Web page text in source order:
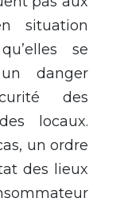
situation
se
danger
des
locaux.
un ordre
des lieux